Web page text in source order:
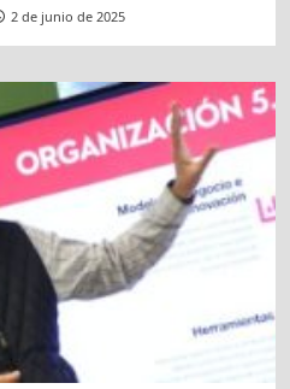
2 de junio de 2025